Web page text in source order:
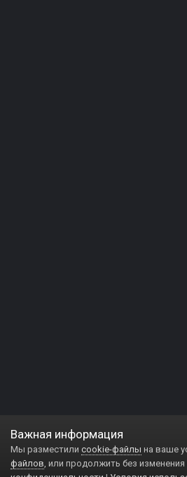
Важная информация
Мы разместили cookie-файлы на ваше
файлов, или продолжить без